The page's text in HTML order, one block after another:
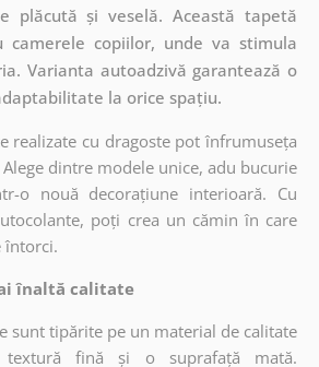
plăcută și veselă. Această tapetă
camerele copiilor, unde va stimula
Varianta autoadzivă garantează o
la orice spațiu.
realizate cu dragoste pot înfrumuseța
dintre modele unice, adu bucurie
o nouă decorațiune interioară. Cu
poți crea un cămin în care
întorci.
înaltă calitate
sunt tipărite pe un material de calitate
fină și o suprafață mată.